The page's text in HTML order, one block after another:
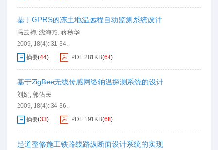
基于GPRS的冻土地温远程自动监测系统设计
冯云梅, 沈海燕, 蒋秋华
2009, 18(4): 31-34.
摘要(44) PDF 281KB(64)
基于ZigBee无线传感网络轴温探测系统的设计
刘娟, 郭佑民
2009, 18(4): 34-36.
摘要(33) PDF 191KB(68)
起道整修施工铁路线路纵断面设计系统的实现